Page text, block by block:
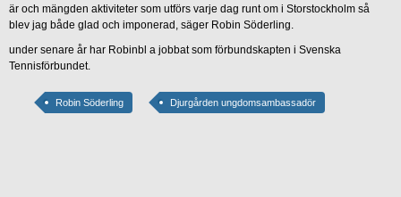
är och mängden aktiviteter som utförs varje dag runt om i Storstockholm så
blev jag både glad och imponerad, säger Robin Söderling.
under senare år har Robinbl a jobbat som förbundskapten i Svenska
Tennisförbundet.
Robin Söderling Djurgården ungdomsambassadör